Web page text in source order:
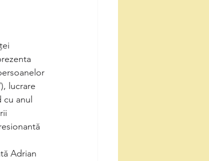
lucrare
anul
Adrian